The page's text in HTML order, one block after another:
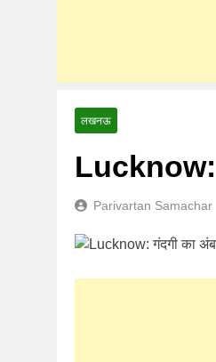
लखनऊ
Lucknow:
Parivartan Samachar